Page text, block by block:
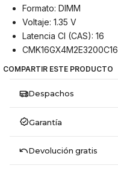
Formato: DIMM
Voltaje: 1.35 V
Latencia Cl (CAS): 16
CMK16GX4M2E3200C16
COMPARTIR ESTE PRODUCTO
Despachos
Garantía
Devolución gratis